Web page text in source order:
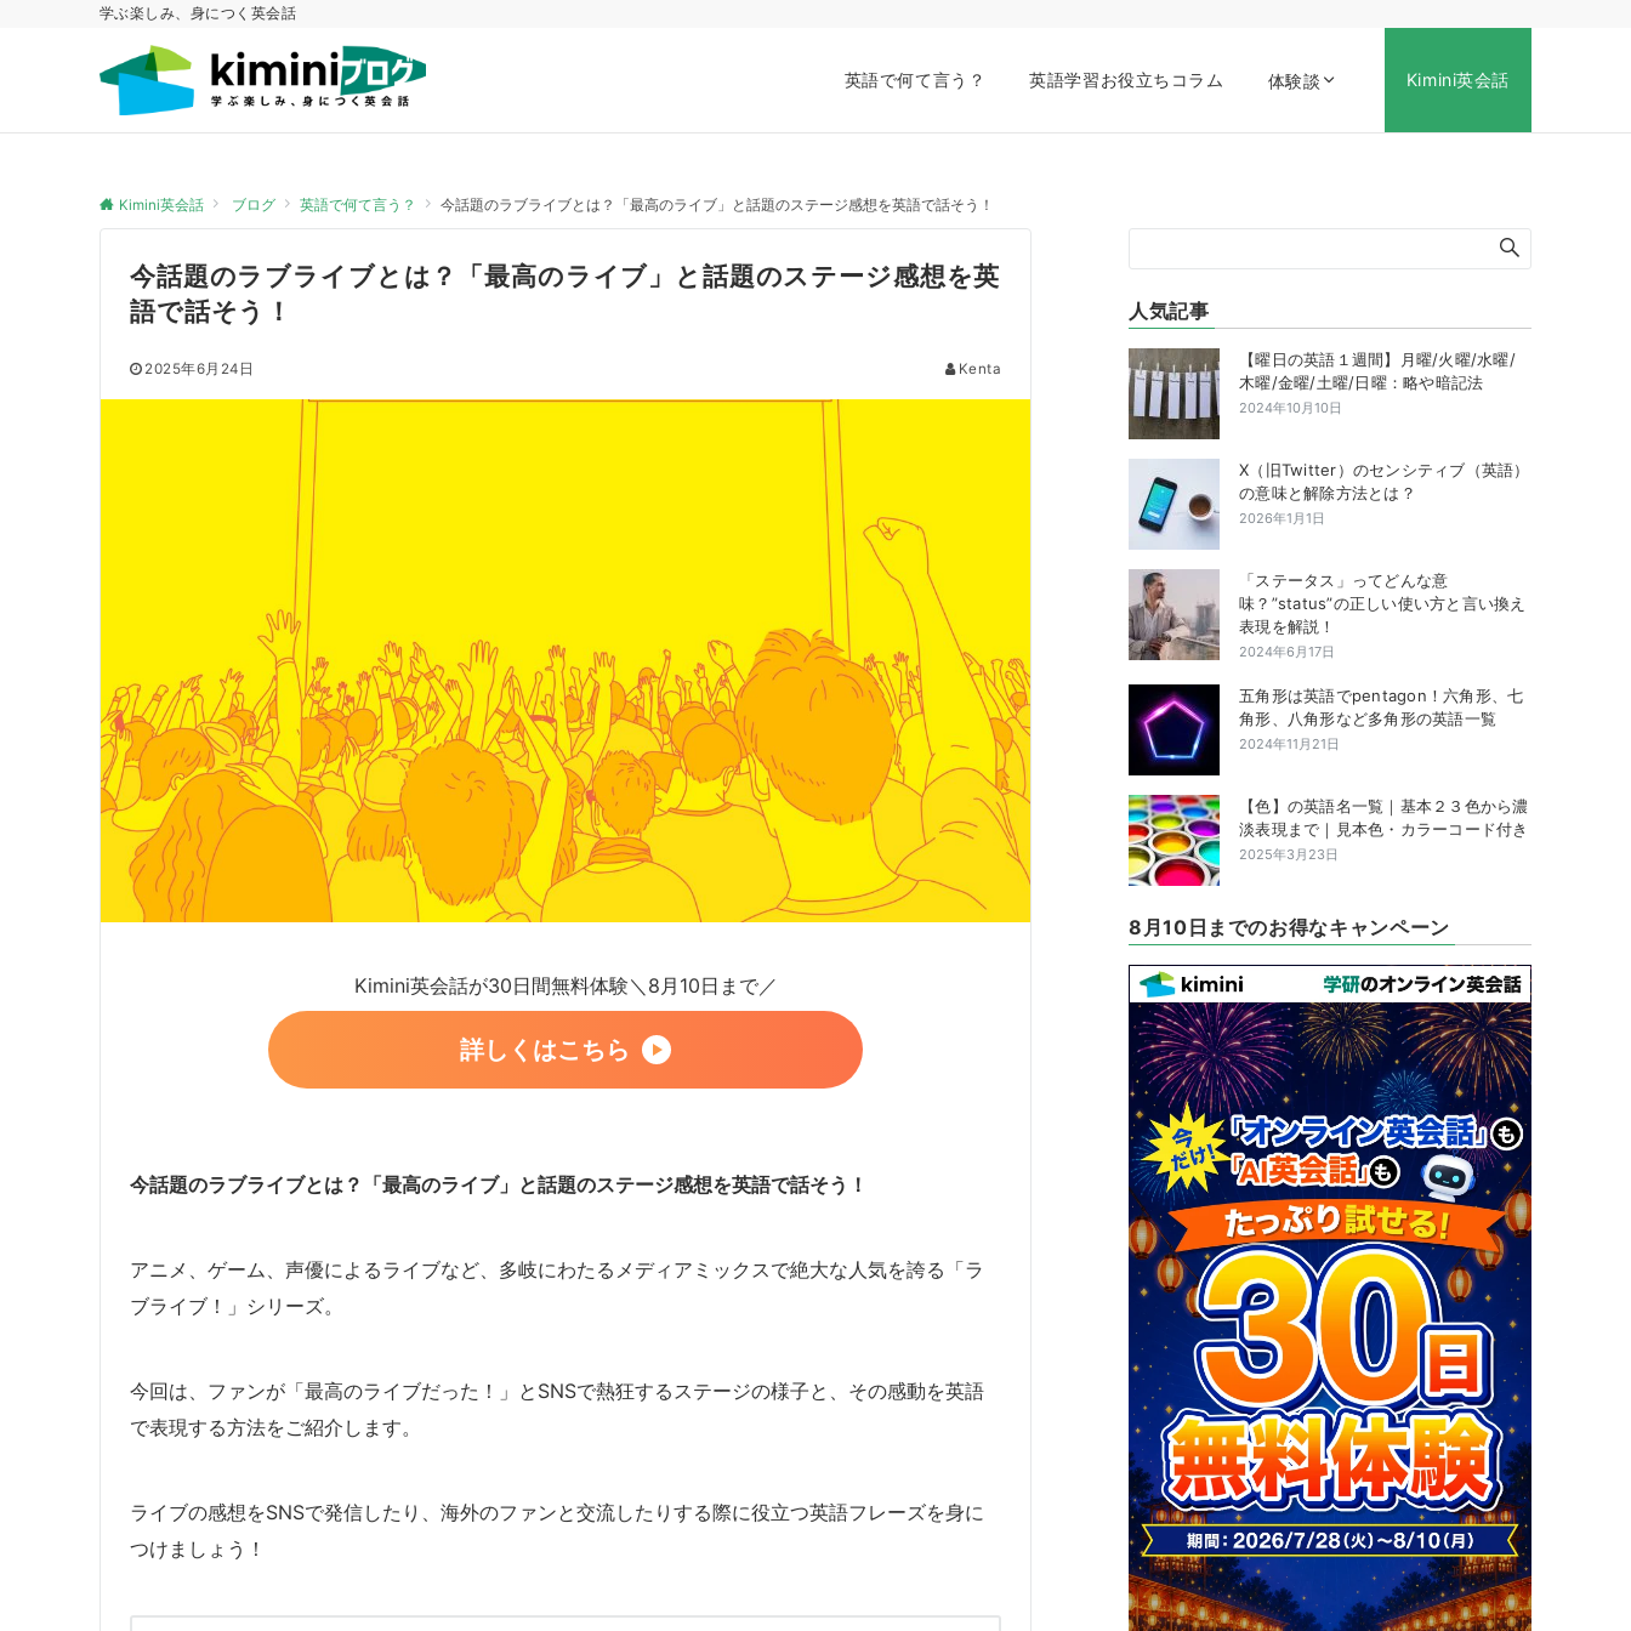
学ぶ楽しみ、身につく英会話
英語で何て言う？ 英語学習お役立ちコラム 体験談 Kimini英会話
Kimini英会話 ブログ 英語で何て言う？ 今話題のラブライブとは？「最高のライブ」と話題のステージ感想を英語で話そう！
今話題のラブライブとは？「最高のライブ」と話題のステージ感想を英
語で話そう！
2025年6月24日 Kenta
Kimini英会話が30日間無料体験＼8月10日まで／
詳しくはこちら
今話題のラブライブとは？「最高のライブ」と話題のステージ感想を英語で話そう！
アニメ、ゲーム、声優によるライブなど、多岐にわたるメディアミックスで絶大な人気を誇る「ラ
ブライブ！」シリーズ。
今回は、ファンが「最高のライブだった！」とSNSで熱狂するステージの様子と、その感動を英語
で表現する方法をご紹介します。
ライブの感想をSNSで発信したり、海外のファンと交流したりする際に役立つ英語フレーズを身に
つけましょう！
人気記事
【曜日の英語１週間】月曜/火曜/水曜/
木曜/金曜/土曜/日曜：略や暗記法
2024年10月10日
X（旧Twitter）のセンシティブ（英語）
の意味と解除方法とは？
2026年1月1日
「ステータス」ってどんな意
味？”status”の正しい使い方と言い換え
表現を解説！
2024年6月17日
五角形は英語でpentagon！六角形、七
角形、八角形など多角形の英語一覧
2024年11月21日
【色】の英語名一覧｜基本２３色から濃
淡表現まで｜見本色・カラーコード付き
2025年3月23日
8月10日までのお得なキャンペーン